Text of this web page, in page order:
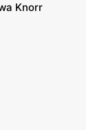
Knorr